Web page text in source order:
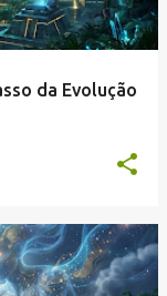
da Evolução